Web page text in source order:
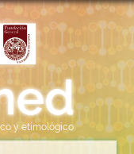
y etimológico